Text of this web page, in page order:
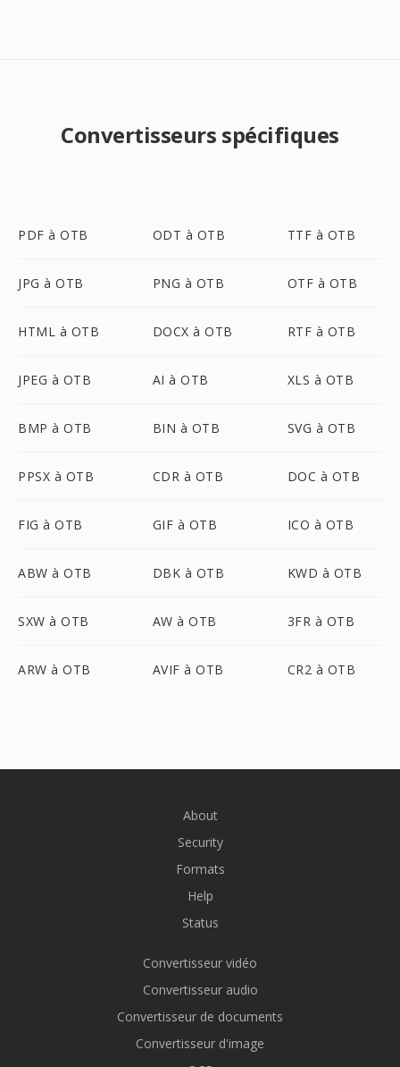
Convertisseurs spécifiques
PDF à OTB ODT à OTB TTF à OTB
JPG à OTB PNG à OTB OTF à OTB
HTML à OTB DOCX à OTB RTF à OTB
JPEG à OTB AI à OTB XLS à OTB
BMP à OTB BIN à OTB SVG à OTB
PPSX à OTB CDR à OTB DOC à OTB
FIG à OTB GIF à OTB ICO à OTB
ABW à OTB DBK à OTB KWD à OTB
SXW à OTB AW à OTB 3FR à OTB
ARW à OTB AVIF à OTB CR2 à OTB
About
Security
Formats
Help
Status
Convertisseur vidéo
Convertisseur audio
Convertisseur de documents
Convertisseur d'image